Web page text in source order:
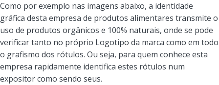
Como por exemplo nas imagens abaixo, a identidade
gráfica desta empresa de produtos alimentares transmite o
uso de produtos orgânicos e 100% naturais, onde se pode
verificar tanto no próprio Logotipo da marca como em todo
o grafismo dos rótulos. Ou seja, para quem conhece esta
empresa rapidamente identifica estes rótulos num
expositor como sendo seus.